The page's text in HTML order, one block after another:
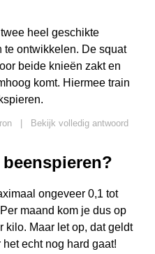
heel geschikte
ontwikkelen. De squat
beide knieën zakt en
komt. Hiermee train
Bekijk volledig antwoord
ongeveer 0,1 tot
maand kom je dus op
kilo. Maar let op, dat geldt
echt nog hard gaat!